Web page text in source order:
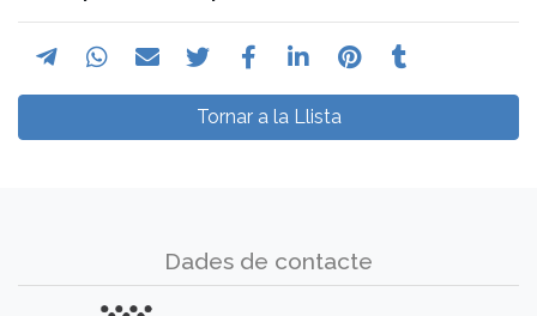
Tornar a la Llista
Dades de contacte